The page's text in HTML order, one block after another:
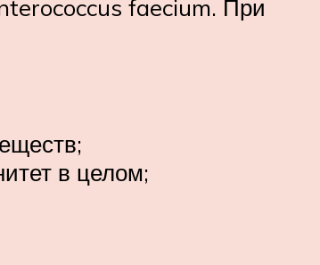
faecium. При
в целом;